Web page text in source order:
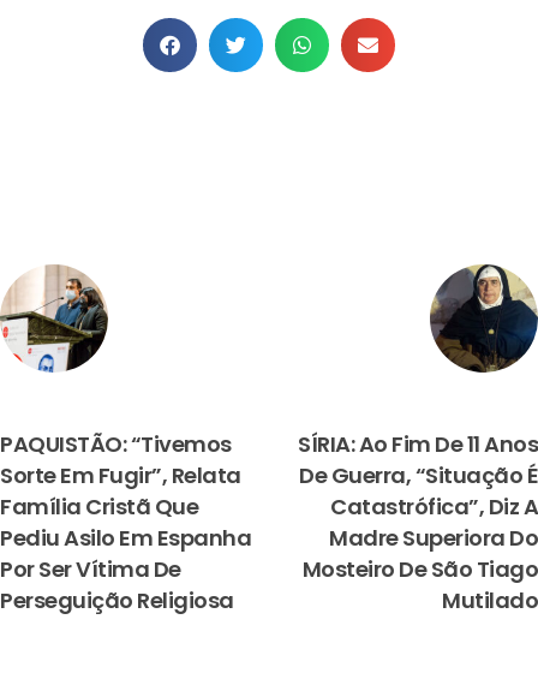
PAQUISTÃO: “Tivemos
Sorte Em Fugir”, Relata
Família Cristã Que
Pediu Asilo Em Espanha
Por Ser Vítima De
Perseguição Religiosa
SÍRIA: Ao Fim De 11 Anos
De Guerra, “situação É
Catastrófica”, Diz A
Madre Superiora Do
Mosteiro De São Tiago
Mutilado